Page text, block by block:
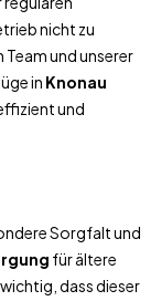
nicht zu
und unserer
in Knonau
und
Sorgfalt und
für ältere
dass dieser